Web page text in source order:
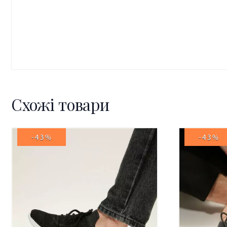
Схожі товари
-43% -43%